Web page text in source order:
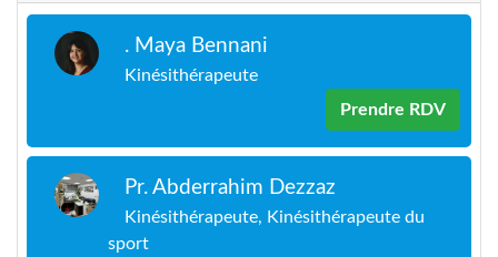
. Maya Bennani
Kinésithérapeute
Prendre RDV
Pr. Abderrahim Dezzaz
Kinésithérapeute, Kinésithérapeute du
sport